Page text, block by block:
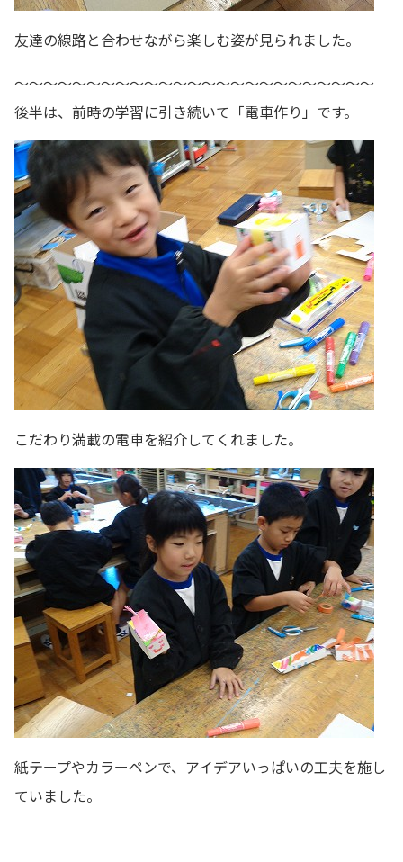
友達の線路と合わせながら楽しむ姿が見られました。
～～～～～～～～～～～～～～～～～～～～～～～～～
後半は、前時の学習に引き続いて「電車作り」です。
こだわり満載の電車を紹介してくれました。
紙テープやカラーペンで、アイデアいっぱいの工夫を施し
ていました。